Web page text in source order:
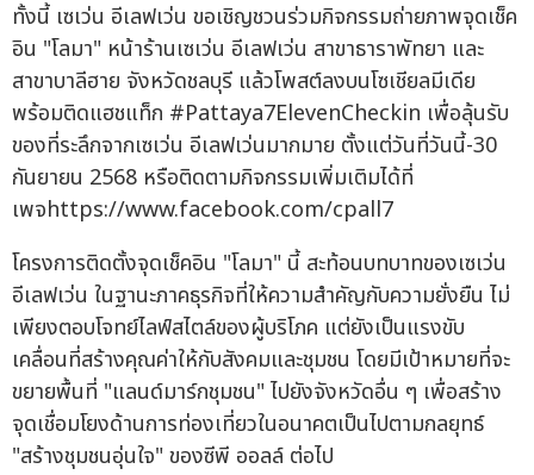
ทั้งนี้ เซเว่น อีเลฟเว่น ขอเชิญชวนร่วมกิจกรรมถ่ายภาพจุดเช็ค
อิน "โลมา" หน้าร้านเซเว่น อีเลฟเว่น สาขาธาราพัทยา และ
สาขาบาลีฮาย จังหวัดชลบุรี แล้วโพสต์ลงบนโซเชียลมีเดีย
พร้อมติดแฮชแท็ก #Pattaya7ElevenCheckin เพื่อลุ้นรับ
ของที่ระลึกจากเซเว่น อีเลฟเว่นมากมาย ตั้งแต่วันที่วันนี้-30
กันยายน 2568 หรือติดตามกิจกรรมเพิ่มเติมได้ที่
เพจhttps://www.facebook.com/cpall7
โครงการติดตั้งจุดเช็คอิน "โลมา" นี้ สะท้อนบทบาทของเซเว่น
อีเลฟเว่น ในฐานะภาคธุรกิจที่ให้ความสำคัญกับความยั่งยืน ไม่
เพียงตอบโจทย์ไลฟ์สไตล์ของผู้บริโภค แต่ยังเป็นแรงขับ
เคลื่อนที่สร้างคุณค่าให้กับสังคมและชุมชน โดยมีเป้าหมายที่จะ
ขยายพื้นที่ "แลนด์มาร์กชุมชน" ไปยังจังหวัดอื่น ๆ เพื่อสร้าง
จุดเชื่อมโยงด้านการท่องเที่ยวในอนาคตเป็นไปตามกลยุทธ์
"สร้างชุมชนอุ่นใจ" ของซีพี ออลล์ ต่อไป